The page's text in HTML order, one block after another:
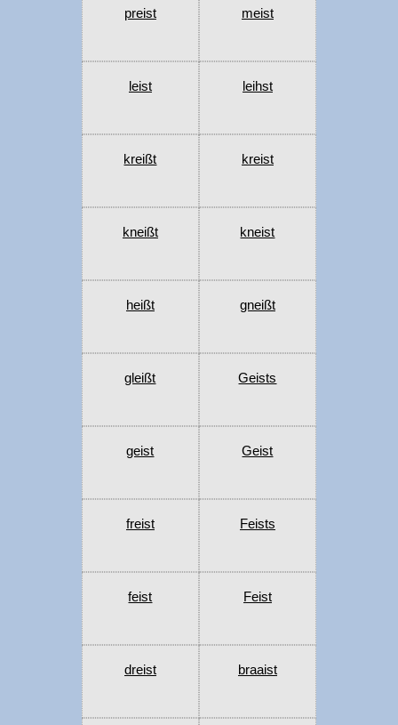
preist meist
leist leihst
kreißt kreist
kneißt kneist
heißt gneißt
gleißt Geists
geist Geist
freist Feists
feist Feist
dreist braaist